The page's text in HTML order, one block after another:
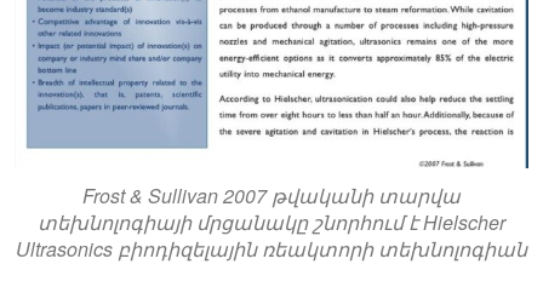
Frost & Sullivan 2007 թվականի տարվա
տեխնոլոգիայի մրցանակը շնորհում է Hielscher
Ultrasonics բիոդիզելային ռեակտորի տեխնոլոգիան